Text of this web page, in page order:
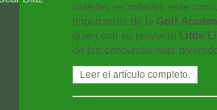
ustedes recordarán, este
importantes de la Golf
quien con su proyecto Little
de los concursos más
Leer el artículo completo.